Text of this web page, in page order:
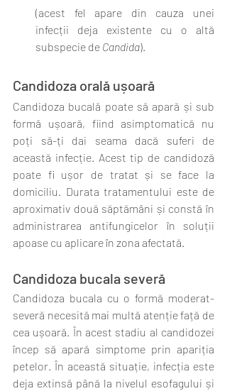
(acest fel apare din cauza unei
infecții deja existente cu o altă
subspecie de Candida).
Candidoza orală ușoară
Candidoza bucală poate să apară și sub
formă ușoară, fiind asimptomatică nu
poți să-ți dai seama dacă suferi de
această infecție. Acest tip de candidoză
poate fi ușor de tratat și se face la
domiciliu. Durata tratamentului este de
aproximativ două săptămâni și constă în
administrarea antifungicelor în soluții
apoase cu aplicare în zona afectată.
Candidoza bucala severă
Candidoza bucala cu o formă moderat-
severă necesită mai multă atenție față de
cea ușoară. În acest stadiu al candidozei
încep să apară simptome prin apariția
petelor. În această situație, infecția este
deja extinsă până la nivelul esofagului și